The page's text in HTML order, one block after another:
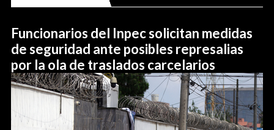
Funcionarios del Inpec solicitan medidas
de seguridad ante posibles represalias
por la ola de traslados carcelarios